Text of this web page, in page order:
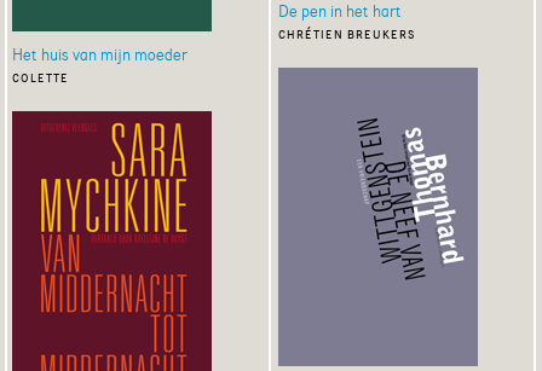
Het huis van mijn moeder
colette
De pen in het hart
chrétien breukers